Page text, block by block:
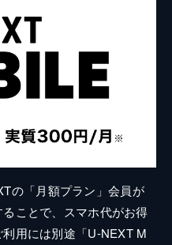
の「月額プラン」会員が
ことで、スマホ代がお得
用には別途「U-NEXT M